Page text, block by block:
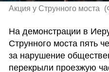
Акция у Струнного моста (
На демонстрации в
Струнного моста пять
за нарушение
перекрыли проезжую